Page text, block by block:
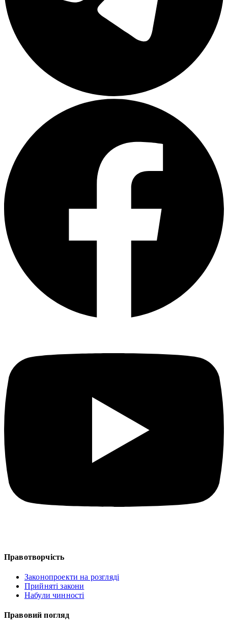
Правотворчість
Законопроекти на розгляді
Прийняті закони
Набули чинності
Правовий погляд